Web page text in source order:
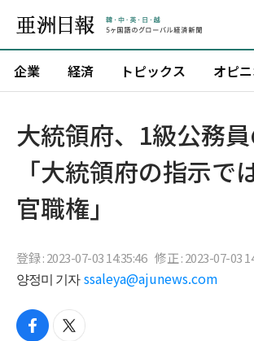
企業 経済 トピックス オピ
大統領府、1級公務
「大統領府の指示で
官職権」
登録 : 2023-07-03 14:35:46 修正 : 2023-07-03
양정미 기자 ssaleya@ajunews.com
f
t